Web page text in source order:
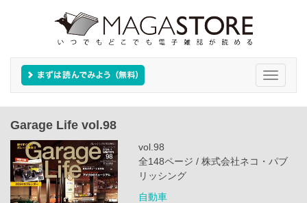
Toggle
Garage Life vol.98
vol.98
全148ページ / 株式会社ネコ・パブ
リッシング
自動車